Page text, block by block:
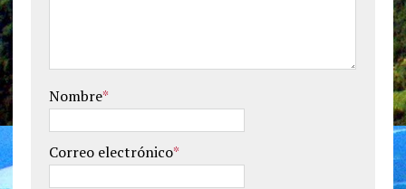
Nombre*
Correo electrónico*